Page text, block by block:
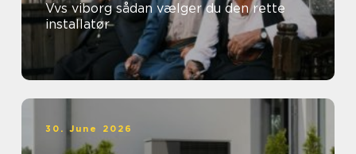
Vvs viborg sådan vælger du den rette
installatør
30. June 2026